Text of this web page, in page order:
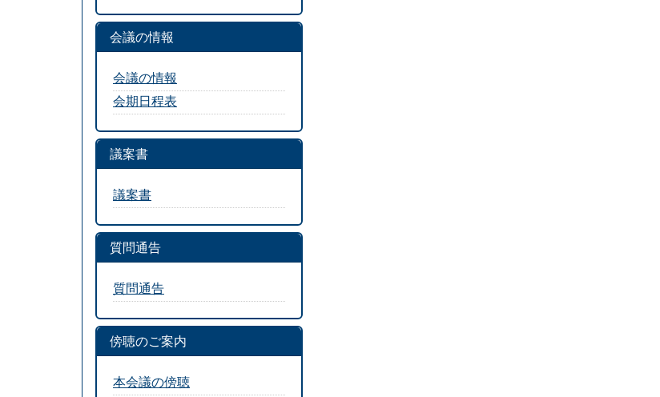
会議の情報
会議の情報
会期日程表
議案書
議案書
質問通告
質問通告
傍聴のご案内
本会議の傍聴